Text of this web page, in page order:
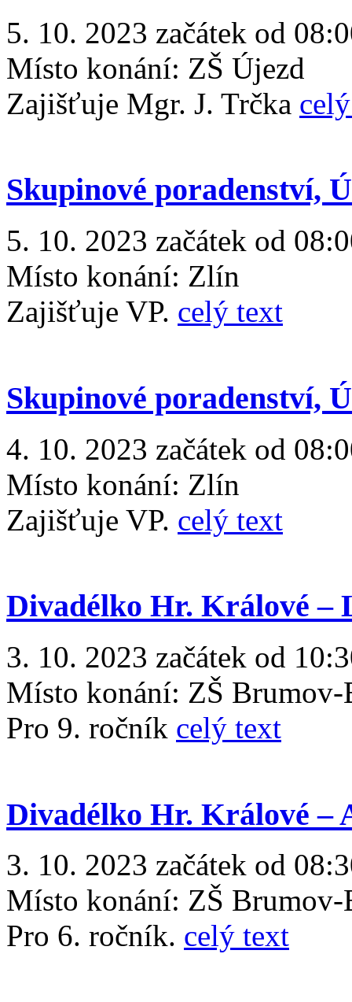
5. 10. 2023 začátek od
Místo konání: ZŠ Újezd
Zajišťuje Mgr. J. Trčka
Skupinové poradenství,
5. 10. 2023 začátek od
Místo konání: Zlín
Zajišťuje VP. celý text
Skupinové poradenství,
4. 10. 2023 začátek od
Místo konání: Zlín
Zajišťuje VP. celý text
Divadélko Hr. Králové –
3. 10. 2023 začátek od
Místo konání: ZŠ
Pro 9. ročník celý text
Divadélko Hr. Králové –
3. 10. 2023 začátek od
Místo konání: ZŠ
Pro 6. ročník. celý text